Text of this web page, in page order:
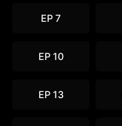
EP 7
EP 10
EP 13